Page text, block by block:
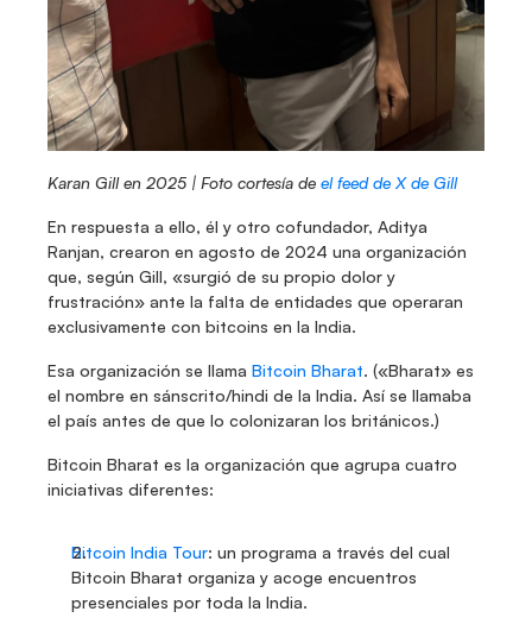
Karan Gill en 2025 | Foto cortesía de el feed de X de Gill
En respuesta a ello, él y otro cofundador, Aditya
Ranjan, crearon en agosto de 2024 una organización
que, según Gill, «surgió de su propio dolor y
frustración» ante la falta de entidades que operaran
exclusivamente con bitcoins en la India.
Esa organización se llama Bitcoin Bharat. («Bharat» es
el nombre en sánscrito/hindi de la India. Así se llamaba
el país antes de que lo colonizaran los británicos.)
Bitcoin Bharat es la organización que agrupa cuatro
iniciativas diferentes:
Bitcoin India Tour: un programa a través del cual
Bitcoin Bharat organiza y acoge encuentros
presenciales por toda la India.